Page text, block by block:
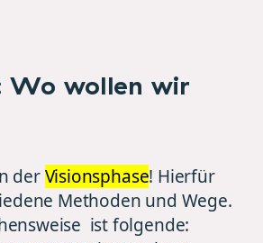
Wo wollen wir
derVisionsphase! Hierfür
Methoden und Wege.
ist folgende: